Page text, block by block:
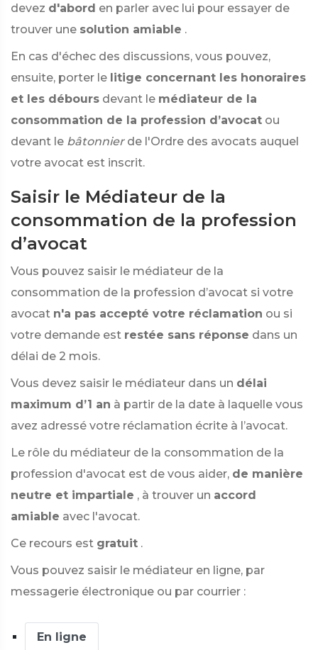
devez d'abord en parler avec lui pour essayer de
trouver une solution amiable .
En cas d'échec des discussions, vous pouvez,
ensuite, porter le litige concernant les honoraires
et les débours devant le médiateur de la
consommation de la profession d’avocat ou
devant le bâtonnier de l'Ordre des avocats auquel
votre avocat est inscrit.
Saisir le Médiateur de la
consommation de la profession
d’avocat
Vous pouvez saisir le médiateur de la
consommation de la profession d’avocat si votre
avocat n'a pas accepté votre réclamation ou si
votre demande est restée sans réponse dans un
délai de 2 mois.
Vous devez saisir le médiateur dans un délai
maximum d’1 an à partir de la date à laquelle vous
avez adressé votre réclamation écrite à l’avocat.
Le rôle du médiateur de la consommation de la
profession d'avocat est de vous aider, de manière
neutre et impartiale , à trouver un accord
amiable avec l'avocat.
Ce recours est gratuit .
Vous pouvez saisir le médiateur en ligne, par
messagerie électronique ou par courrier :
En ligne